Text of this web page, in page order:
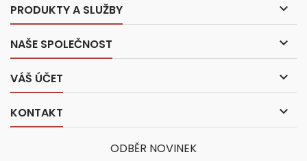
PRODUKTY A SLUŽBY 
NAŠE SPOLEČNOST 
VÁŠ ÚČET 
KONTAKT 
ODBĚR NOVINEK